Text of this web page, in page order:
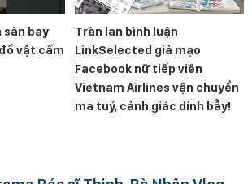
sân bay
vật cấm
Tràn lan bình luận
LinkSelected giả mạo
Facebook nữ tiếp viên
Vietnam Airlines vận chuyển
ma tuý, cảnh giác dính bẫy!